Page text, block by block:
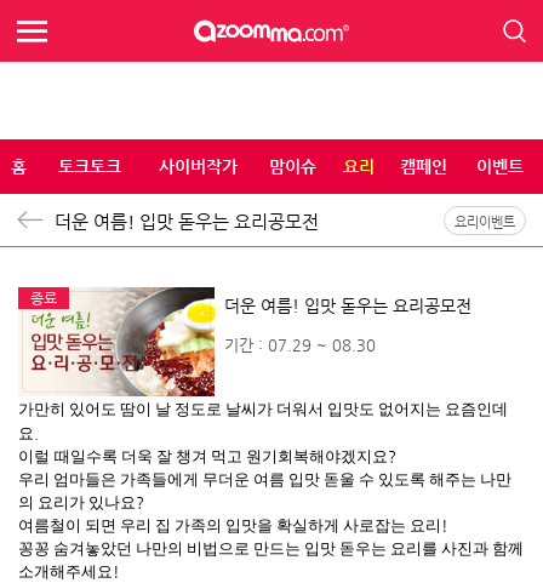
홈 토크토크 사이버작가 맘이슈 요리 캠페인 이벤트
더운 여름! 입맛 돋우는 요리공모전 요리이벤트
종료 더운 여름! 입맛 돋우는 요리공모전
기간 : 07.29 ~ 08.30
가만히 있어도 땀이 날 정도로 날씨가 더워서 입맛도 없어지는 요즘인데
요
이럴 때일수록 더욱 잘 챙겨 먹고 원기회복해야겠지요 ?
우리 엄마들은 가족들에게 무더운 여름 입맛 돋울 수 있도록 해주는 나만
의 요리가 있나요 ?
여름철이 되면 우리 집 가족의 입맛을 확실하게 사로잡는 요리 !
꽁꽁 숨겨놓았던 나만의 비법으로 만드는 입맛 돋우는 요리를 사진과 함께
소개해주세요 !